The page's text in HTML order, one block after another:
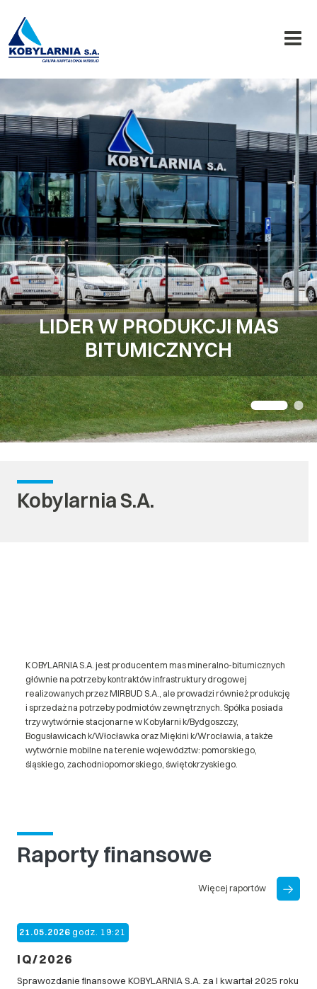
LIDER W PRODUKCJI MAS
BITUMICZNYCH
WŁASNE WYTWÓRNIE MAS
BITUMICZNYCH
Kobylarnia S.A.
KOBYLARNIA S.A. jest producentem mas mineralno-bitumicznych
głównie na potrzeby kontraktów infrastruktury drogowej
realizowanych przez MIRBUD S.A., ale prowadzi również produkcję
i sprzedaż na potrzeby podmiotów zewnętrznych. Spółka posiada
trzy wytwórnie stacjonarne w Kobylarni k/Bydgoszczy,
Bogusławicach k/Włocławka oraz Miękini k/Wrocławia, a także
wytwórnie mobilne na terenie województw: pomorskiego,
śląskiego, zachodniopomorskiego, świętokrzyskiego.
Raporty finansowe
Więcej raportów
21.05.2026 godz. 19:21
IQ/2026
Sprawozdanie finansowe KOBYLARNIA S.A. za I kwartał 2025 roku